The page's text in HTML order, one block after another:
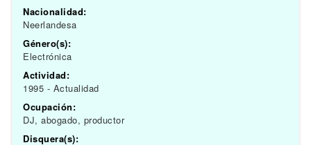
Nacionalidad:
Neerlandesa
Género(s):
Electrónica
Actividad:
1995 - Actualidad
Ocupación:
DJ, abogado, productor
Disquera(s):